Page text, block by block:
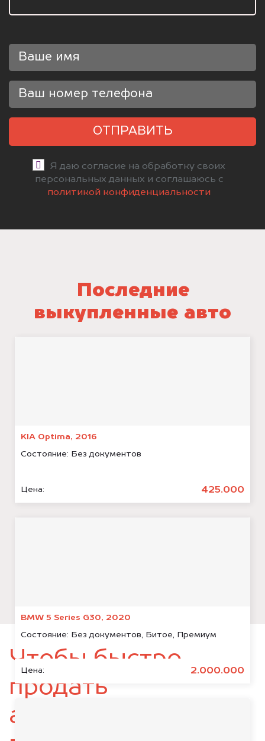
ОТПРАВИТЬ
Я даю согласие на обработку своих
персональных данных и соглашаюсь с
политикой конфиденциальности
Последние
выкупленные авто
KIA Optima, 2016
Состояние: Без документов
Цена: 425.000
BMW 5 Series G30, 2020
Состояние: Без документов, Битое, Премиум
Цена: 2.000.000
Чтобы быстро
продать
автомобиль,